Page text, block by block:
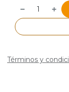
Términos y